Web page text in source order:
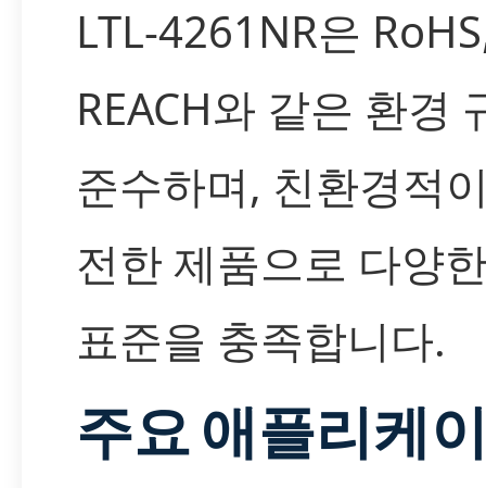
LTL-4261NR은
REACH와 같은 환경
준수하며, 친환경적
전한 제품으로 다양
표준을 충족합니다.
주요 애플리케